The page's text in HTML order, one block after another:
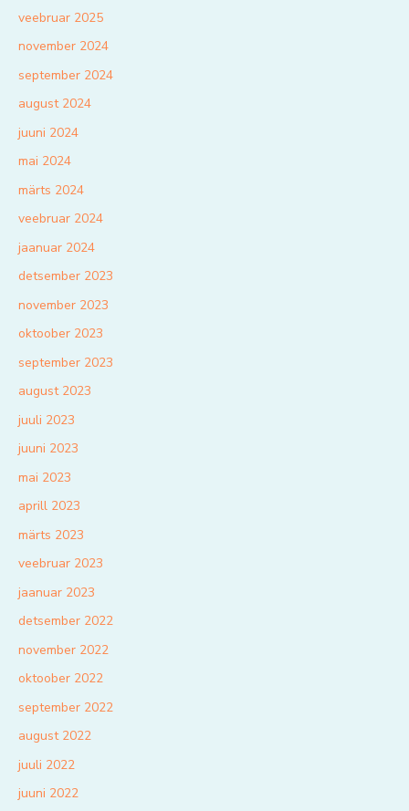
veebruar 2025
november 2024
september 2024
august 2024
juuni 2024
mai 2024
märts 2024
veebruar 2024
jaanuar 2024
detsember 2023
november 2023
oktoober 2023
september 2023
august 2023
juuli 2023
juuni 2023
mai 2023
aprill 2023
märts 2023
veebruar 2023
jaanuar 2023
detsember 2022
november 2022
oktoober 2022
september 2022
august 2022
juuli 2022
juuni 2022